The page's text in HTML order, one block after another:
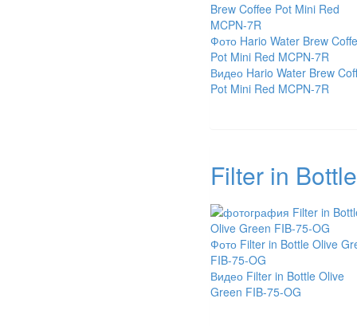
Фото Hario Water Brew
Pot Mini Red MCPN-7R
Видео Hario Water Brew
Pot Mini Red MCPN-7R
Filter in
Фото Filter in Bottle Olive
FIB-75-OG
Видео Filter in Bottle Olive
Green FIB-75-OG